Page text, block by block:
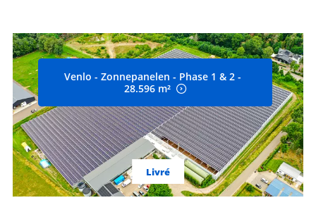
Venlo - Zonnepanelen - Phase 1 & 2 -
28.596 m²
Livré